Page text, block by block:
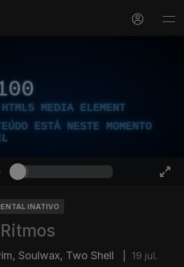
MEDIA ELEMENT
ESTÁ NESTE MOMENTO
INATIVO
Soulwax, Two Shell
19 jul.